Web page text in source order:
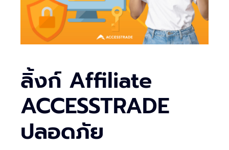
ลิ้งก์ Affiliate
ACCESSTRADE
ปลอดภัย